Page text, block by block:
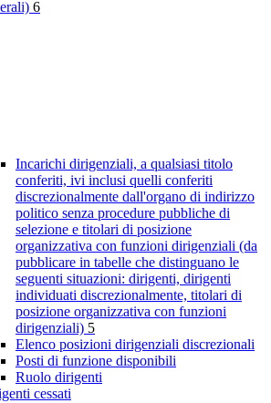
6
Incarichi dirigenziali, a qualsiasi titolo
conferiti, ivi inclusi quelli conferiti
discrezionalmente dall'organo di indirizzo
politico senza procedure pubbliche di
selezione e titolari di posizione
organizzativa con funzioni dirigenziali (da
pubblicare in tabelle che distinguano le
seguenti situazioni: dirigenti, dirigenti
individuati discrezionalmente, titolari di
posizione organizzativa con funzioni
dirigenziali) 5
Elenco posizioni dirigenziali discrezionali
Posti di funzione disponibili
Ruolo dirigenti
cessati